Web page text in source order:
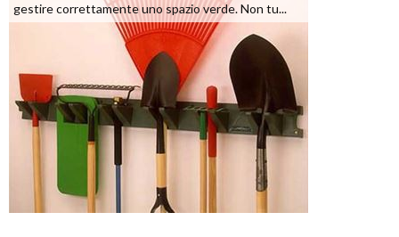
gestire correttamente uno spazio verde. Non tu...